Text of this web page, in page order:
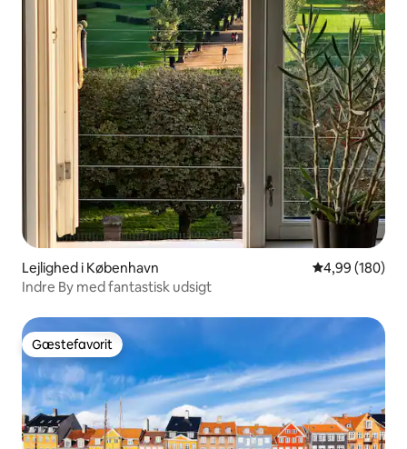
Lejlighed i København 4,99 ud af 5 i
4,99 (180)
Indre By med fantastisk udsigt
Gæstefavorit
Gæstefavorit